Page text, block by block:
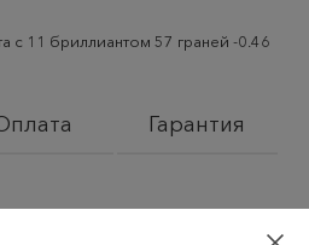
с 11 бриллиантом 57 граней -0.46
Гарантия